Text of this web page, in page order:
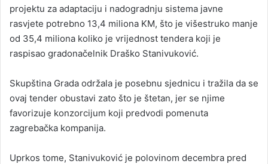
projektu za adaptaciju i nadogradnju sistema javne
rasvjete potrebno 13,4 miliona KM, što je višestruko manje
od 35,4 miliona koliko je vrijednost tendera koji je
raspisao gradonačelnik Draško Stanivuković.
Skupština Grada održala je posebnu sjednicu i tražila da se
ovaj tender obustavi zato što je štetan, jer se njime
favorizuje konzorcijum koji predvodi pomenuta
zagrebačka kompanija.
Uprkos tome, Stanivuković je polovinom decembra pred